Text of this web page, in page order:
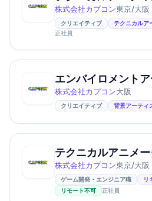
株式会社カプコン東京/大阪
クリエイティブ テクニカルア
正社員
エンバイロメント
株式会社カプコン大阪
クリエイティブ 背景アーティ
テクニカルアニメ
株式会社カプコン東京/大阪
ゲーム開発・エンジニア職
リ
リモート不可
正社員